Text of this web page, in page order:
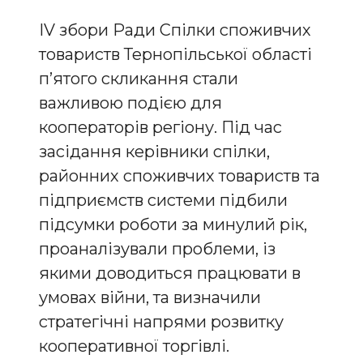
IV збори Ради Спілки споживчих
товариств Тернопільської області
п’ятого скликання стали
важливою подією для
кооператорів регіону. Під час
засідання керівники спілки,
районних споживчих товариств та
підприємств системи підбили
підсумки роботи за минулий рік,
проаналізували проблеми, із
якими доводиться працювати в
умовах війни, та визначили
стратегічні напрями розвитку
кооперативної торгівлі.